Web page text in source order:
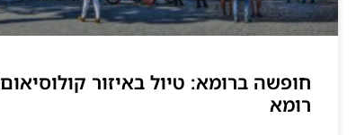
חופשה ברומא: טיול באיזור קולוסיאום
רומא